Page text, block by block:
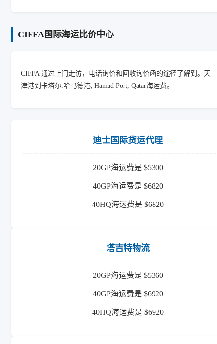
CIFFA国际海运比价中心
CIFFA 通过上门走访，电话询价和回收询价函的途径了解到。天
津港到卡塔尔,哈马德港, Hamad Port, Qatar海运费。
迪士国际货运代理
20GP海运费是 $5300
40GP海运费是 $6820
40HQ海运费是 $6820
塔吉特物流
20GP海运费是 $5360
40GP海运费是 $6920
40HQ海运费是 $6920